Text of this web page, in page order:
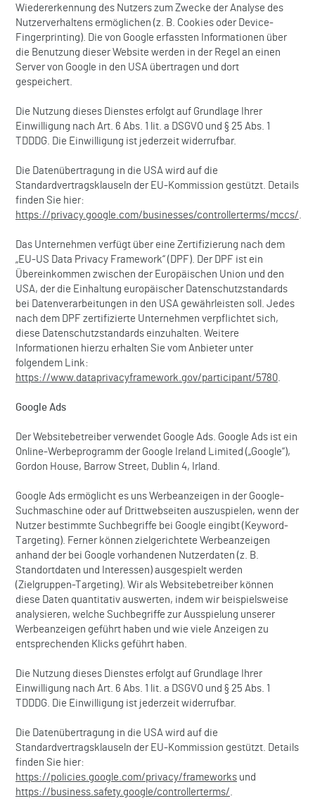
Wiedererkennung des Nutzers zum Zwecke der Analyse des
Nutzerverhaltens ermöglichen (z. B. Cookies oder Device-
Fingerprinting). Die von Google erfassten Informationen über
die Benutzung dieser Website werden in der Regel an einen
Server von Google in den USA übertragen und dort
gespeichert.
Die Nutzung dieses Dienstes erfolgt auf Grundlage Ihrer
Einwilligung nach Art. 6 Abs. 1 lit. a DSGVO und § 25 Abs. 1
TDDDG. Die Einwilligung ist jederzeit widerrufbar.
Die Datenübertragung in die USA wird auf die
Standardvertragsklauseln der EU-Kommission gestützt. Details
finden Sie hier:
https://privacy.google.com/businesses/controllerterms/mccs/.
Das Unternehmen verfügt über eine Zertifizierung nach dem
„EU-US Data Privacy Framework“ (DPF). Der DPF ist ein
Übereinkommen zwischen der Europäischen Union und den
USA, der die Einhaltung europäischer Datenschutzstandards
bei Datenverarbeitungen in den USA gewährleisten soll. Jedes
nach dem DPF zertifizierte Unternehmen verpflichtet sich,
diese Datenschutzstandards einzuhalten. Weitere
Informationen hierzu erhalten Sie vom Anbieter unter
folgendem Link:
https://www.dataprivacyframework.gov/participant/5780.
Google Ads
Der Websitebetreiber verwendet Google Ads. Google Ads ist ein
Online-Werbeprogramm der Google Ireland Limited („Google“),
Gordon House, Barrow Street, Dublin 4, Irland.
Google Ads ermöglicht es uns Werbeanzeigen in der Google-
Suchmaschine oder auf Drittwebseiten auszuspielen, wenn der
Nutzer bestimmte Suchbegriffe bei Google eingibt (Keyword-
Targeting). Ferner können zielgerichtete Werbeanzeigen
anhand der bei Google vorhandenen Nutzerdaten (z. B.
Standortdaten und Interessen) ausgespielt werden
(Zielgruppen-Targeting). Wir als Websitebetreiber können
diese Daten quantitativ auswerten, indem wir beispielsweise
analysieren, welche Suchbegriffe zur Ausspielung unserer
Werbeanzeigen geführt haben und wie viele Anzeigen zu
entsprechenden Klicks geführt haben.
Die Nutzung dieses Dienstes erfolgt auf Grundlage Ihrer
Einwilligung nach Art. 6 Abs. 1 lit. a DSGVO und § 25 Abs. 1
TDDDG. Die Einwilligung ist jederzeit widerrufbar.
Die Datenübertragung in die USA wird auf die
Standardvertragsklauseln der EU-Kommission gestützt. Details
finden Sie hier:
https://policies.google.com/privacy/frameworks und
https://business.safety.google/controllerterms/.